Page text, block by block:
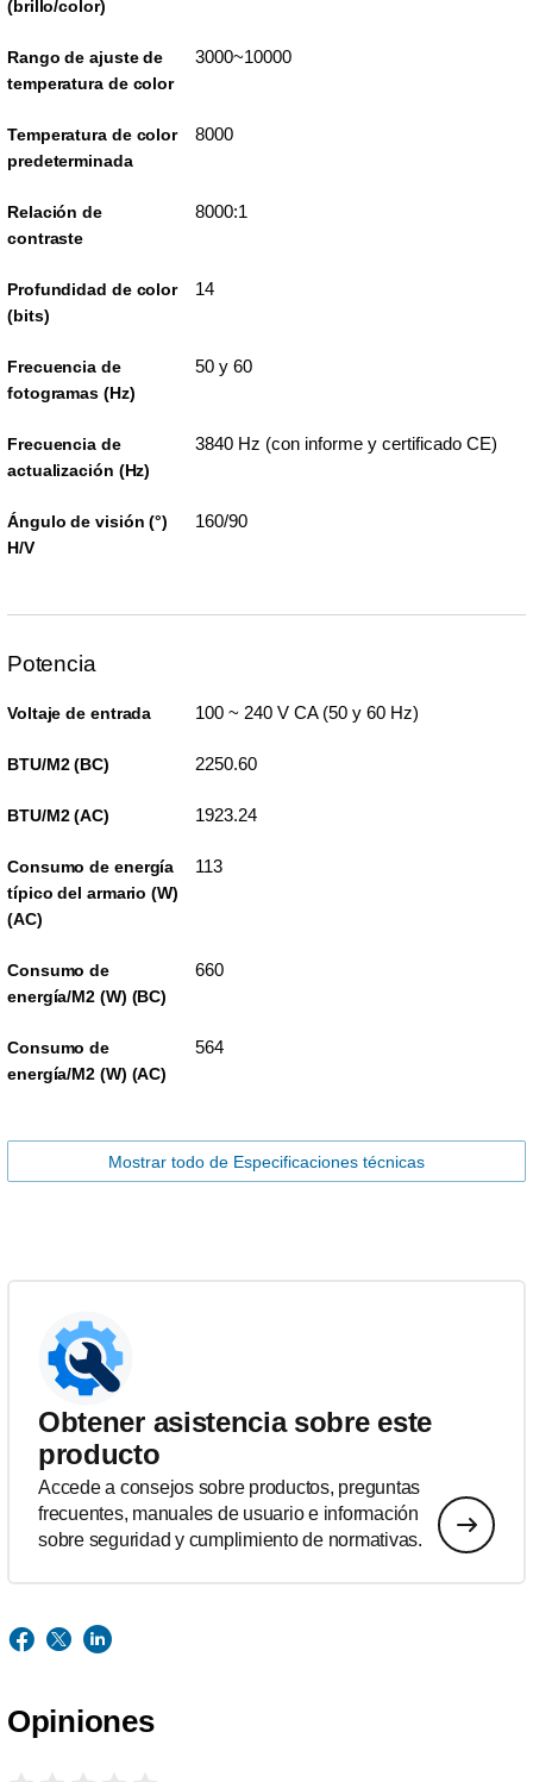
(brillo/color)
Rango de ajuste de
temperatura de color
3000~10000
Temperatura de color
predeterminada
8000
Relación de
contraste
8000:1
Profundidad de color
(bits)
14
Frecuencia de
fotogramas (Hz)
50 y 60
Frecuencia de
actualización (Hz)
3840 Hz (con informe y certificado CE)
Ángulo de visión (°)
H/V
160/90
Potencia
Voltaje de entrada 100 ~ 240 V CA (50 y 60 Hz)
BTU/M2 (BC) 2250.60
BTU/M2 (AC) 1923.24
Consumo de energía
típico del armario (W)
(AC)
113
Consumo de
energía/M2 (W) (BC)
660
Consumo de
energía/M2 (W) (AC)
564
Mostrar todo de Especificaciones técnicas
Obtener asistencia sobre este
producto
Accede a consejos sobre productos, preguntas
frecuentes, manuales de usuario e información
sobre seguridad y cumplimiento de normativas.
Opiniones